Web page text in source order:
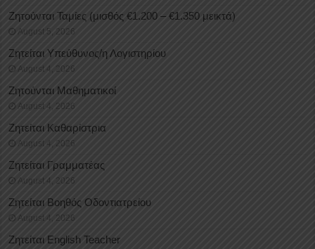
Ζητούνται Ταμίες (μισθός €1.200 – €1.350 μεικτά)
August 5, 2026
Ζητείται Υπεύθυνος/η Λογιστηρίου
August 4, 2026
Ζητούνται Μαθηματικοί
August 4, 2026
Ζητείται Καθαρίστρια
August 4, 2026
Ζητείται Γραμματέας
August 4, 2026
Ζητείται Βοηθός Οδοντιατρείου
August 4, 2026
Ζητείται English Teacher